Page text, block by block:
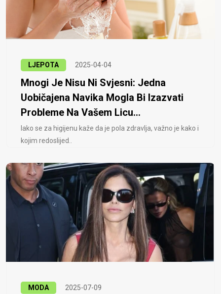
LJEPOTA 2025-04-04
Mnogi Je Nisu Ni Svjesni: Jedna
Uobičajena Navika Mogla Bi Izazvati
Probleme Na Vašem Licu...
Iako se za higijenu kaže da je pola zdravlja, važno je kako i
kojim redoslijed..
MODA 2025-07-09